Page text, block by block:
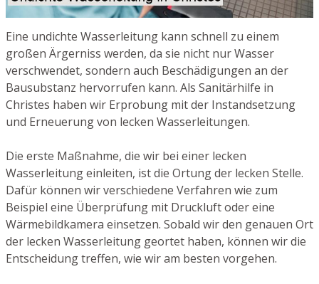
Eine undichte Wasserleitung kann schnell zu einem
großen Ärgerniss werden, da sie nicht nur Wasser
verschwendet, sondern auch Beschädigungen an der
Bausubstanz hervorrufen kann. Als Sanitärhilfe in
Christes haben wir Erprobung mit der Instandsetzung
und Erneuerung von lecken Wasserleitungen.
Die erste Maßnahme, die wir bei einer lecken
Wasserleitung einleiten, ist die Ortung der lecken Stelle.
Dafür können wir verschiedene Verfahren wie zum
Beispiel eine Überprüfung mit Druckluft oder eine
Wärmebildkamera einsetzen. Sobald wir den genauen Ort
der lecken Wasserleitung geortet haben, können wir die
Entscheidung treffen, wie wir am besten vorgehen.